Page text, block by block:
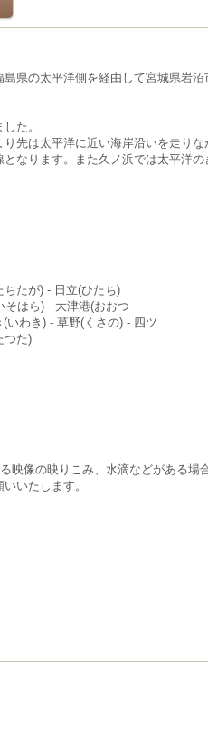
県の太平洋側を経由して宮城県岩
た。
先は太平洋に近い海岸沿いを走り
なります。また久ノ浜では太平洋
たが) - 日立(ひたち)
はら) - 大津港(おおつ
いわき) - 草野(くさの) - 四ツ
つた)
映像の映りこみ、水滴などがある場
いたします。